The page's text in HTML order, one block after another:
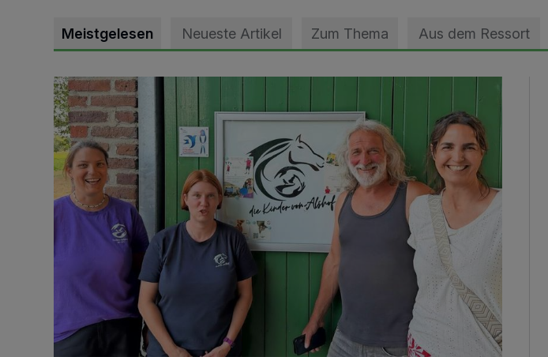
Meistgelesen Neueste Artikel Zum Thema Aus dem Ressort
Vorbildlicher Einsatz für den Artenschutz gewürdigt